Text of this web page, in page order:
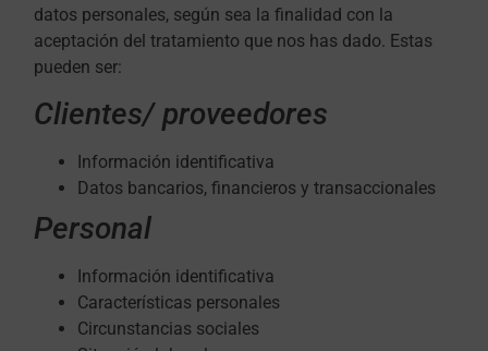
datos personales, según sea la finalidad con la
aceptación del tratamiento que nos has dado. Estas
pueden ser:
Clientes/ proveedores
Información identificativa
Datos bancarios, financieros y transaccionales
Personal
Información identificativa
Características personales
Circunstancias sociales